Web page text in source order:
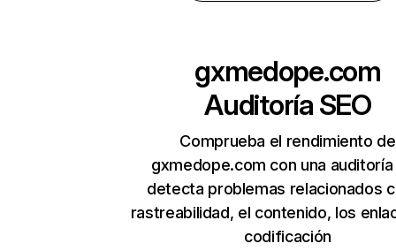
gxmedope.com
Auditoría SEO
Comprueba el rendimiento de
gxmedope.com con una
detecta problemas relacionados
rastreabilidad, el contenido, los
codificación